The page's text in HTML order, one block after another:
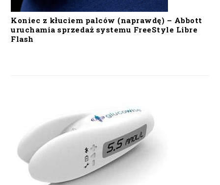
Koniec z kłuciem palców (naprawdę) – Abbott
uruchamia sprzedaż systemu FreeStyle Libre
Flash